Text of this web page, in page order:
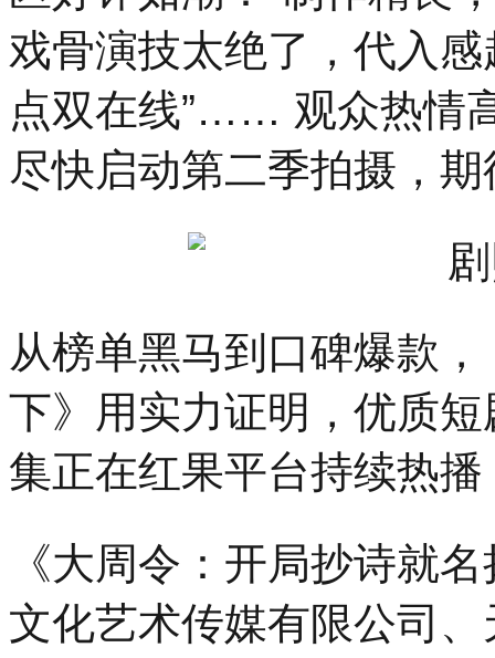
戏骨演技太绝了，代入
点双在线”…… 观众热情
尽快启动第二季拍摄，
从榜单黑马到口碑爆款
下》用实力证明，优质
集正在红果平台持续热
《大周令：开局抄诗就
文化艺术传媒有限公司